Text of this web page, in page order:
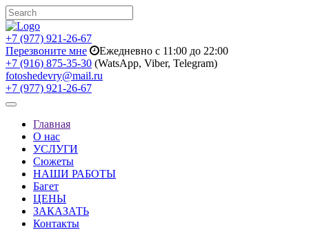
+7 (977) 921-26-67
Перезвоните мне
Ежедневно с 11:00 до 22:00
+7 (916) 875-35-30 (WatsApp, Viber, Telegram)
fotoshedevry@mail.ru
+7 (977) 921-26-67
Toggle
navigationГлавная
О нас
УСЛУГИ
Сюжеты
НАШИ РАБОТЫ
Багет
ЦЕНЫ
ЗАКАЗАТЬ
Контакты